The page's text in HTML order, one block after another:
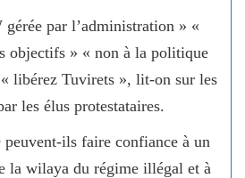
gérée par l’administration » «
objectifs » « non à la politique
libérez Tuvirets », lit-on sur les
les élus protestataires.
ils faire confiance à un
la wilaya du régime illégal et à